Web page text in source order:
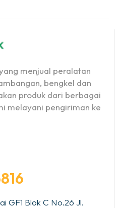
menjual peralatan
bengkel dan
produk dari berbagai
melayani pengiriman ke
GF1 Blok C No.26 Jl.